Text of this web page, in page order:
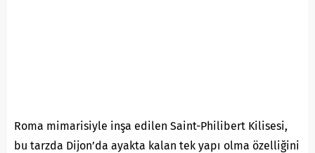
Roma mimarisiyle inşa edilen Saint-Philibert Kilisesi,
bu tarzda Dijon’da ayakta kalan tek yapı olma özelliğini